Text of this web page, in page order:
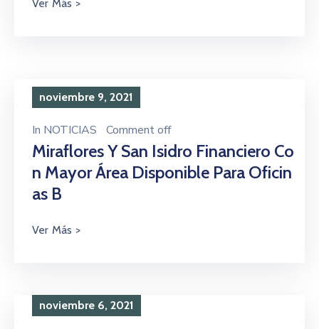
noviembre 9, 2021
In NOTICIAS Comment off
Miraflores Y San Isidro Financiero Co
N Mayor Área Disponible Para Oficin
As B
noviembre 6, 2021